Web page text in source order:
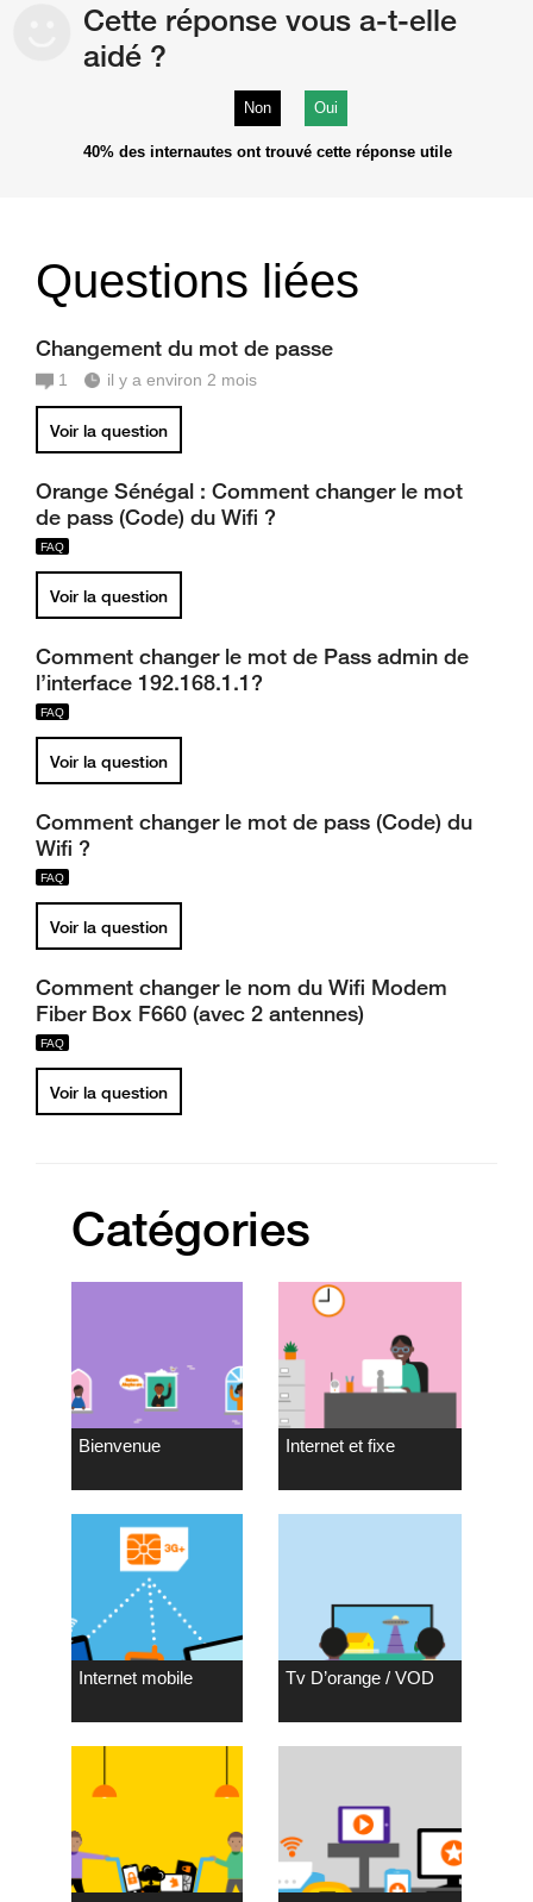
Cette réponse vous a-t-elle
aidé ?
Non Oui
40% des internautes ont trouvé cette réponse utile
Questions liées
Changement du mot de passe
1 il y a environ 2 mois
Voir la question
Orange Sénégal : Comment changer le mot
de pass (Code) du Wifi ?
Voir la question
Comment changer le mot de Pass admin de
l’interface 192.168.1.1?
Voir la question
Comment changer le mot de pass (Code) du
Wifi ?
Voir la question
Comment changer le nom du Wifi Modem
Fiber Box F660 (avec 2 antennes)
Voir la question
Catégories
Bienvenue Internet et fixe
Internet mobile Tv D’orange / VOD